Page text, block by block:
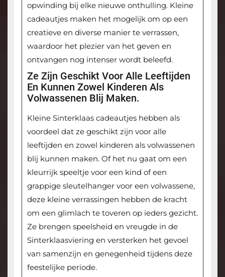
opwinding bij elke nieuwe onthulling. Kleine
cadeautjes maken het mogelijk om op een
creatieve en diverse manier te verrassen,
waardoor het plezier van het geven en
ontvangen nog intenser wordt beleefd.
Ze Zijn Geschikt Voor Alle Leeftijden
En Kunnen Zowel Kinderen Als
Volwassenen Blij Maken.
Kleine Sinterklaas cadeautjes hebben als
voordeel dat ze geschikt zijn voor alle
leeftijden en zowel kinderen als volwassenen
blij kunnen maken. Of het nu gaat om een
kleurrijk speeltje voor een kind of een
grappige sleutelhanger voor een volwassene,
deze kleine verrassingen hebben de kracht
om een glimlach te toveren op ieders gezicht.
Ze brengen speelsheid en vreugde in de
Sinterklaasviering en versterken het gevoel
van samenzijn en genegenheid tijdens deze
feestelijke periode.